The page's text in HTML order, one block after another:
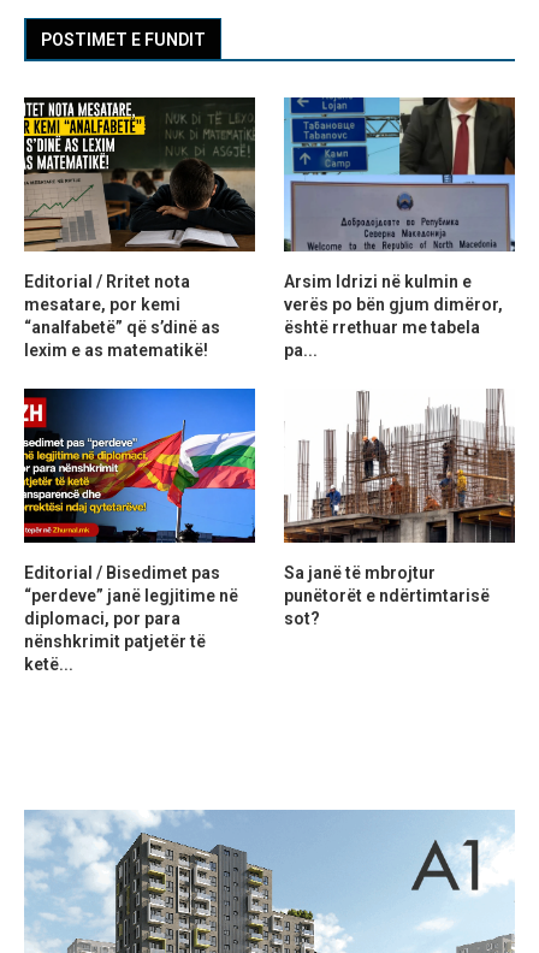
POSTIMET E FUNDIT
Editorial / Rritet nota
mesatare, por kemi
“analfabetë” që s’dinë as
lexim e as matematikë!
Arsim Idrizi në kulmin e
verës po bën gjum dimëror,
është rrethuar me tabela
pa...
Editorial / Bisedimet pas
“perdeve” janë legjitime në
diplomaci, por para
nënshkrimit patjetër të
ketë...
Sa janë të mbrojtur
punëtorët e ndërtimtarisë
sot?